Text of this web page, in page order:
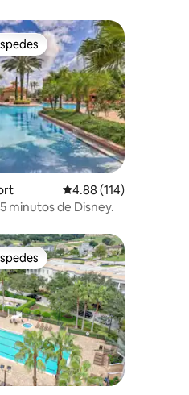
reseñasCalificación promedio:
4.88 (114)
minutos de Disney.